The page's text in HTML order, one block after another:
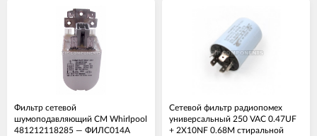
Фильтр сетевой
шумоподавляющий СМ Whirlpool
481212118285 — ФИЛС014А
Сетевой фильтр радиопомех
универсальный 250 VAC 0.47UF
+ 2X10NF 0.68M стиральной